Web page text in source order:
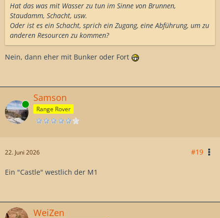
Hat das was mit Wasser zu tun im Sinne von Brunnen,
Staudamm, Schacht, usw.
Oder ist es ein Schacht, sprich ein Zugang, eine Abführung, um zu
anderen Resourcen zu kommen?
Nein, dann eher mit Bunker oder Fort
Online
Samson
Range Rover
22. Juni 2026 #19
Ein "Castle" westlich der M1
WeiZen